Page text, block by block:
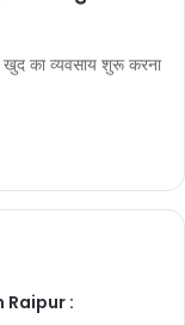
का व्यवसाय शुरू करना
Raipur :